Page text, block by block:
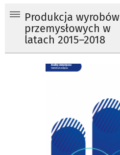
Produkcja wyrobów
przemysłowych w
latach 2015–2018